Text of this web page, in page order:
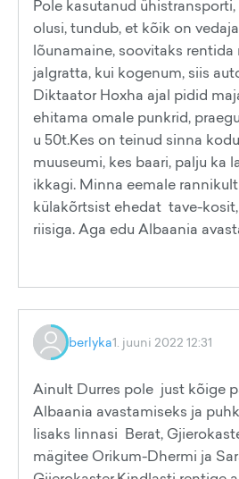
Pole kasutanud
olusi, tundub, et kõik on
lõunamaine, soovitaks rentida
jalgratta, kui kogenum, siis
Diktaator Hoxha ajal pidid
ehitama omale punkrid,
u 50t.Kes on teinud sinna
muuseumi, kes baari, palju ka
ikkagi. Minna eemale
külakõrtsist ehedat tave-
riisiga. Aga edu Albaania
berlyka1. juuni 2022 12:31
Ainult Durres pole just kõige
Albaania avastamiseks ja
lisaks linnasi Berat,
mägitee Orikum-Dhermi ja